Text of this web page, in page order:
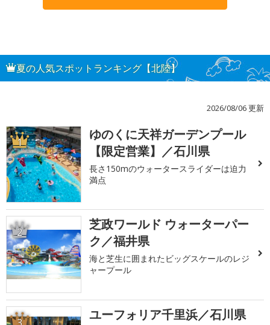
夏の人気スポットランキング【北陸】
2026/08/06 更新
1
ゆのくに天祥ガーデンプール
【限定営業】／石川県
長さ150mのウォータースライダーは迫力
満点
2
芝政ワールド ウォーターパー
ク／福井県
海と芝生に囲まれたビッグスケールのレジ
ャープール
ユーフォリア千里浜／石川県